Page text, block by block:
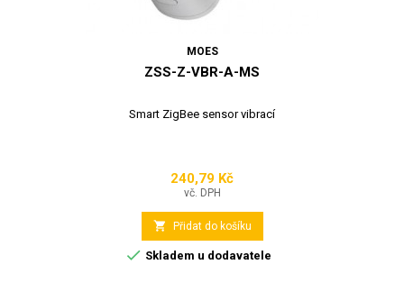
MOES
ZSS-Z-VBR-A-MS
Smart ZigBee sensor vibrací
Cena
240,79 Kč
vč. DPH
 Přidat do košíku
 Skladem u dodavatele